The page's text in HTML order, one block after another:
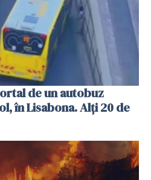
de un autobuz
în Lisabona. Alți 20 de